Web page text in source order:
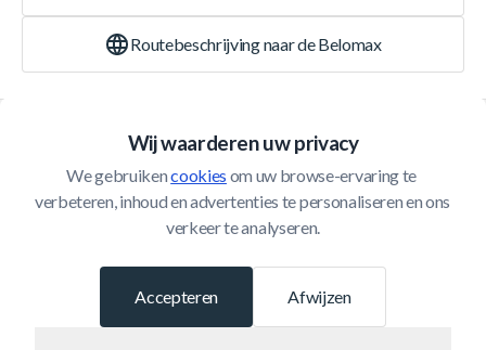
Wij waarderen uw privacy
We gebruiken cookies om uw browse-ervaring te
verbeteren, inhoud en advertenties te personaliseren en ons
verkeer te analyseren.
Afwijzen
Accepteren
Klantenservice
Routebeschrijving naar de Belomax